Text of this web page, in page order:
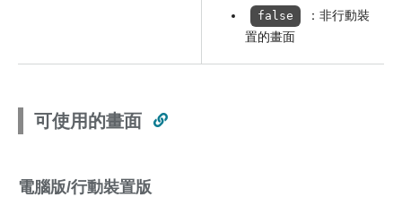
false
：非行動裝
置的畫面
可使用的畫面
電腦版/行動裝置版